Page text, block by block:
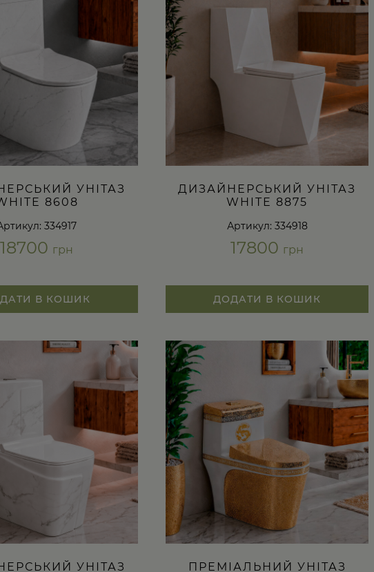
УНІТАЗ
8608
334917
18700 грн
В КОШИК
ДИЗАЙНЕРСЬКИЙ УНІТАЗ
WHITE 8875
Артикул: 334918
17800 грн
ДОДАТИ В КОШИК
УНІТАЗ ПРЕМІАЛЬНИЙ УНІТАЗ